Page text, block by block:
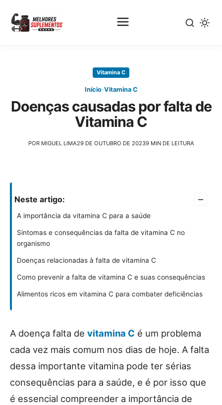
principal
Vitamina C
Início›Vitamina C
Doenças causadas por falta de
Vitamina C
POR MIGUEL LIMA29 DE OUTUBRO DE 20239 MIN DE LEITURA
Neste artigo: –
A importância da vitamina C para a saúde
Sintomas e consequências da falta de vitamina C no
organismo
Doenças relacionadas à falta de vitamina C
Como prevenir a falta de vitamina C e suas consequências
Alimentos ricos em vitamina C para combater deficiências
A doença falta de vitamina C é um problema
cada vez mais comum nos dias de hoje. A falta
dessa importante vitamina pode ter sérias
consequências para a saúde, e é por isso que
é essencial compreender a importância de